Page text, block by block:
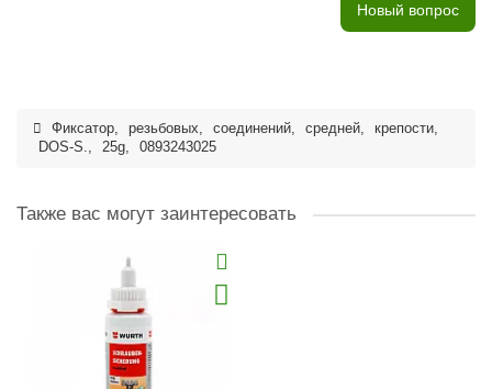
Новый вопрос
Фиксатор, резьбовых, соединений, средней, крепости,
DOS-S., 25g, 0893243025
Также вас могут заинтересовать